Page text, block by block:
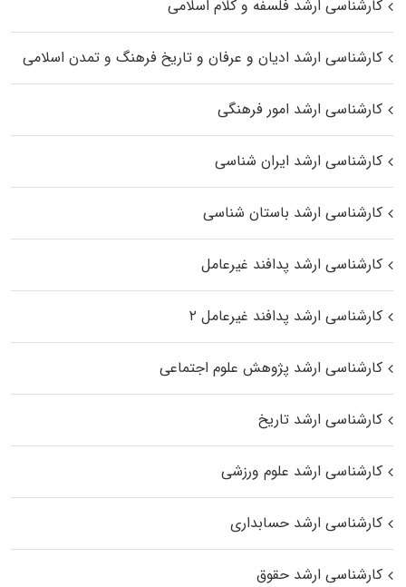
کارشناسی ارشد فلسفه و کلام اسلامی
کارشناسی ارشد ادیان و عرفان و تاریخ فرهنگ و تمدن اسلامی
کارشناسی ارشد امور فرهنگی
کارشناسی ارشد ایران شناسی
کارشناسی ارشد باستان شناسی
کارشناسی ارشد پدافند غیرعامل
کارشناسی ارشد پدافند غیرعامل ۲
کارشناسی ارشد پژوهش علوم اجتماعی
کارشناسی ارشد تاریخ
کارشناسی ارشد علوم ورزشی
کارشناسی ارشد حسابداری
کارشناسی ارشد حقوق